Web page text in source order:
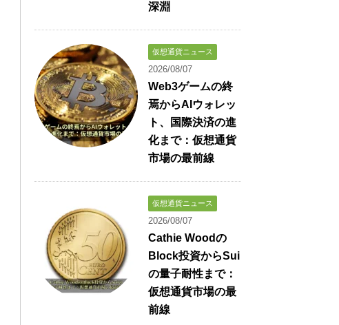
深淵
仮想通貨ニュース
2026/08/07
Web3ゲームの終
焉からAIウォレッ
ト、国際決済の進
化まで：仮想通貨
市場の最前線
仮想通貨ニュース
2026/08/07
Cathie Woodの
Block投資からSui
の量子耐性まで：
仮想通貨市場の最
前線